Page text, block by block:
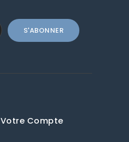
Votre Compte